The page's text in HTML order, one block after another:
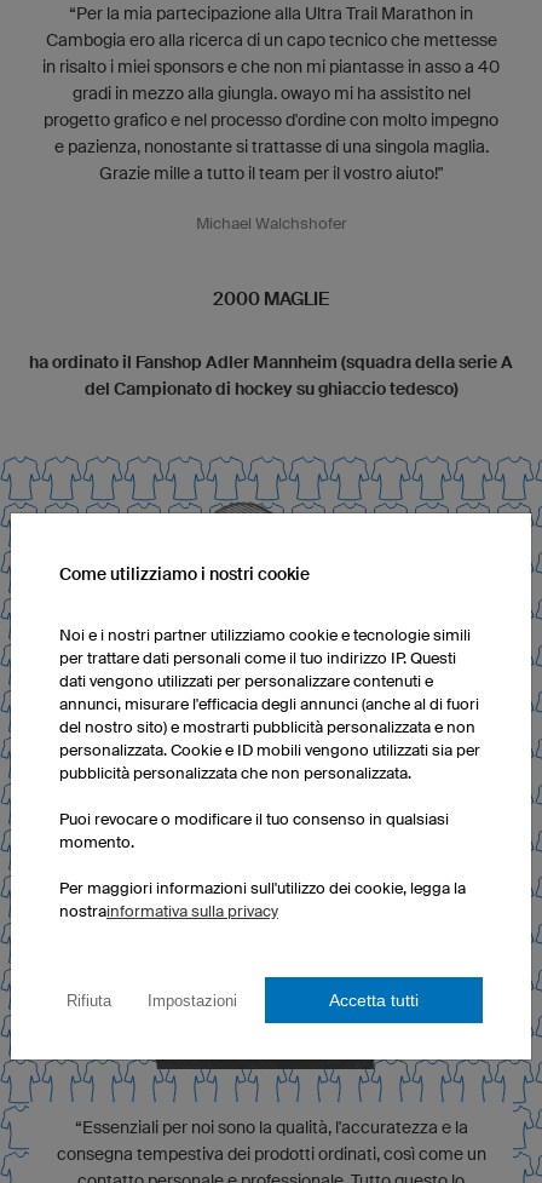
“Per la mia partecipazione alla Ultra Trail Marathon in
Cambogia ero alla ricerca di un capo tecnico che mettesse
in risalto i miei sponsors e che non mi piantasse in asso a 40
gradi in mezzo alla giungla. owayo mi ha assistito nel
progetto grafico e nel processo d'ordine con molto impegno
e pazienza, nonostante si trattasse di una singola maglia.
Grazie mille a tutto il team per il vostro aiuto!"
Michael Walchshofer
2000 MAGLIE
ha ordinato il Fanshop Adler Mannheim (squadra della serie A
del Campionato di hockey su ghiaccio tedesco)
“Essenziali per noi sono la qualità, l'accuratezza e la
consegna tempestiva dei prodotti ordinati, così come un
Come utilizziamo i nostri cookie
Noi e i nostri partner utilizziamo cookie e tecnologie simili
per trattare dati personali come il tuo indirizzo IP. Questi
dati vengono utilizzati per personalizzare contenuti e
annunci, misurare l'efficacia degli annunci (anche al di fuori
del nostro sito) e mostrarti pubblicità personalizzata e non
personalizzata. Cookie e ID mobili vengono utilizzati sia per
pubblicità personalizzata che non personalizzata.
Puoi revocare o modificare il tuo consenso in qualsiasi
momento.
Per maggiori informazioni sull'utilizzo dei cookie, legga la
nostrainformativa sulla privacy
Rifiuta Impostazioni Accetta tutti